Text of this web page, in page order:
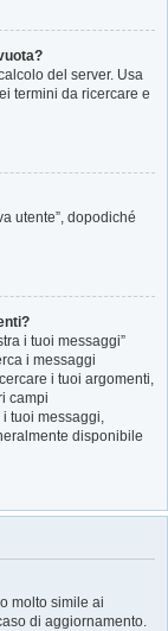
del server. Usa
termini da ricercare e
utente”, dopodiché
i tuoi messaggi”
i messaggi
i tuoi argomenti,
campi
tuoi messaggi,
disponibile
molto simile ai
di aggiornamento.